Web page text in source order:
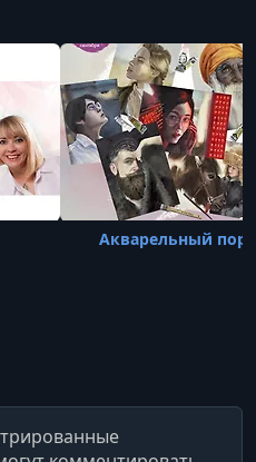
Акварельный